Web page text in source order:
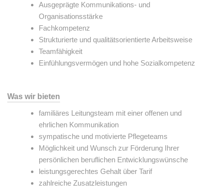
Ausgeprägte Kommunikations- und
Organisationsstärke
Fachkompetenz
Strukturierte und qualitätsorientierte Arbeitsweise
Teamfähigkeit
Einfühlungsvermögen und hohe Sozialkompetenz
Was wir bieten
familiäres Leitungsteam mit einer offenen und
ehrlichen Kommunikation
sympatische und motivierte Pflegeteams
Möglichkeit und Wunsch zur Förderung Ihrer
persönlichen beruflichen Entwicklungswünsche
leistungsgerechtes Gehalt über Tarif
zahlreiche Zusatzleistungen